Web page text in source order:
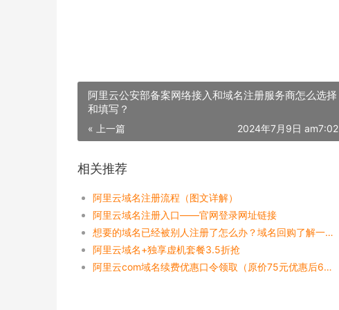
阿里云公安部备案网络接入和域名注册服务商怎么选择
和填写？
« 上一篇 2024年7月9日 am7:02
相关推荐
阿里云域名注册流程（图文详解）
阿里云域名注册入口——官网登录网址链接
想要的域名已经被别人注册了怎么办？域名回购了解一下
阿里云域名+独享虚机套餐3.5折抢
阿里云com域名续费优惠口令领取（原价75元优惠后60元一年）